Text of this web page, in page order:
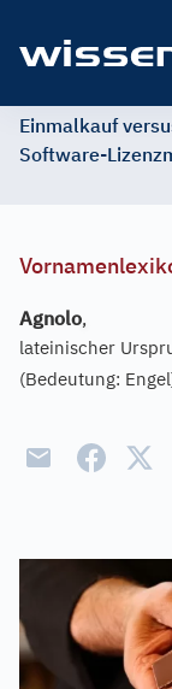
Einmalkauf
Software-
Agnolo,
lateinischer
(Bedeutung: